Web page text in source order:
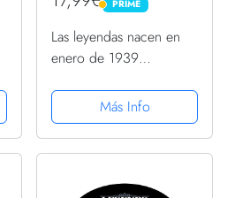
PRIME
PRIME
Las leyendas nacen en
enero de 1939
mujeres PopSockets
PopGrip Intercambiable
Más Info